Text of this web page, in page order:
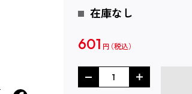
在庫なし
601 円